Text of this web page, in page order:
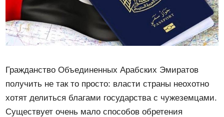
Гражданство Объединенных Арабских Эмиратов
получить не так то просто: власти страны неохотно
хотят делиться благами государства с чужеземцами.
Существует очень мало способов обретения